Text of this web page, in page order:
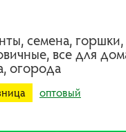
ceмeнa, гopшки,
вce для
oгopoдa
оптовый